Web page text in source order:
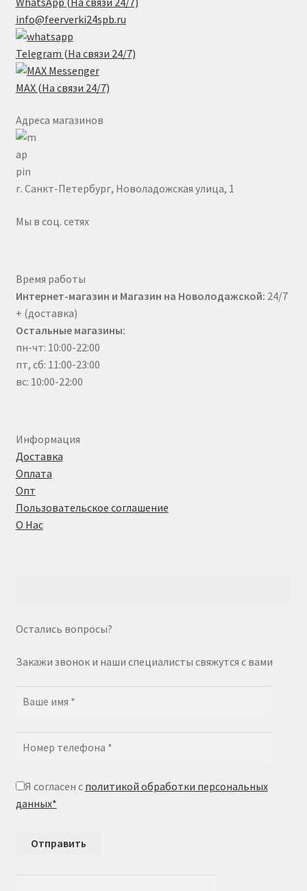
Список желаний
Фейерверк
info@feerverki24spb.ru
Telegram (На связи 24/7)
MAX (На связи 24/7)
Адреса магазинов
г. Санкт-Петербург, Новоладожская улица, 1
Мы в соц. сетях
Время работы
Интернет-магазин и Магазин на Новолодажской: 24/7
+ (доставка)
Остальные магазины:
пн-чт: 10:00-22:00
пт, сб: 11:00-23:00
вс: 10:00-22:00
Информация
Доставка
Оплата
Опт
Пользовательское соглашение
О Нас
Остались вопросы?
Закажи звонок и наши специалисты свяжутся с вами
Я согласен с политикой обработки персональных
данных*
Отправить